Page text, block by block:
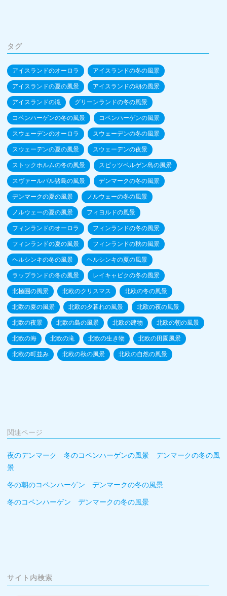
タグ
アイスランドのオーロラ アイスランドの冬の風景
アイスランドの夏の風景 アイスランドの朝の風景
アイスランドの滝 グリーンランドの冬の風景
コペンハーゲンの冬の風景 コペンハーゲンの風景
スウェーデンのオーロラ スウェーデンの冬の風景
スウェーデンの夏の風景 スウェーデンの夜景
ストックホルムの冬の風景 スピッツベルゲン島の風景
スヴァールバル諸島の風景 デンマークの冬の風景
デンマークの夏の風景 ノルウェーの冬の風景
ノルウェーの夏の風景 フィヨルドの風景
フィンランドのオーロラ フィンランドの冬の風景
フィンランドの夏の風景 フィンランドの秋の風景
ヘルシンキの冬の風景 ヘルシンキの夏の風景
ラップランドの冬の風景 レイキャビクの冬の風景
北極圏の風景 北欧のクリスマス 北欧の冬の風景
北欧の夏の風景 北欧の夕暮れの風景 北欧の夜の風景
北欧の夜景 北欧の島の風景 北欧の建物 北欧の朝の風景
北欧の海 北欧の滝 北欧の生き物 北欧の田園風景
北欧の町並み 北欧の秋の風景 北欧の自然の風景
関連ページ
夜のデンマーク 冬のコペンハーゲンの風景 デンマークの冬の風
景
冬の朝のコペンハーゲン デンマークの冬の風景
冬のコペンハーゲン デンマークの冬の風景
サイト内検索